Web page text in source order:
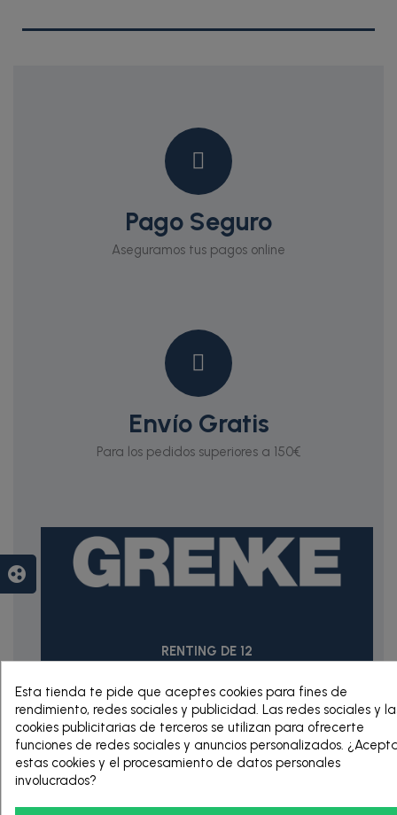
Pago Seguro
Aseguramos tus pagos online
Envío Gratis
Para los pedidos superiores a 150€
RENTING DE 12
Esta tienda te pide que aceptes cookies para fines de
rendimiento, redes sociales y publicidad. Las redes sociales y
cookies publicitarias de terceros se utilizan para ofrecerte
funciones de redes sociales y anuncios personalizados.
estas cookies y el procesamiento de datos personales
involucrados?
group_work